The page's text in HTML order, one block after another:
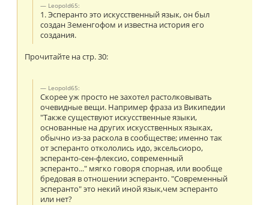
Leopold65:
1. Эсперанто это искусственный язык, он был
создан Земенгофом и известна история его
создания.
Прочитайте на стр. 30:
Leopold65:
Скорее уж просто не захотел растолковывать
очевидные вещи. Например фраза из Википедии
"Также существуют искусственные языки,
основанные на других искусственных языках,
обычно из-за раскола в сообществе; именно так
от эсперанто откололись идо, эксельсиоро,
эсперанто-сен-флексио, современный
эсперанто..." мягко говоря спорная, или вообще
бредовая в отношении эсперанто. "Современный
эсперанто" это некий иной язык,чем эсперанто
или нет?